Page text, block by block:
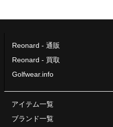
Reonard - 通販
Reonard - 買取
Golfwear.info
アイテム一覧
ブランド一覧